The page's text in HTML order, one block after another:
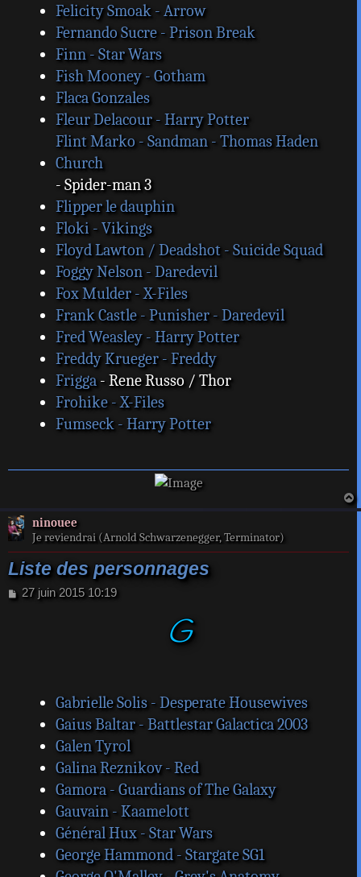
Felicity Smoak - Arrow
Fernando Sucre - Prison Break
Finn - Star Wars
Fish Mooney - Gotham
Flaca Gonzales
Fleur Delacour - Harry Potter
Flint Marko - Sandman - Thomas Haden
Church
- Spider-man 3
Flipper le dauphin
Floki - Vikings
Floyd Lawton / Deadshot - Suicide Squad
Foggy Nelson - Daredevil
Fox Mulder - X-Files
Frank Castle - Punisher - Daredevil
Fred Weasley - Harry Potter
Freddy Krueger - Freddy
Frigga- Rene Russo / Thor
Frohike - X-Files
Fumseck - Harry Potter
a
ninouee
Je reviendrai (Arnold Schwarzenegger, Terminator)
Liste des personnages
M
27 juin 2015 10:19
G
Gabrielle Solis - Desperate Housewives
Gaius Baltar - Battlestar Galactica 2003
Galen Tyrol
Galina Reznikov - Red
Gamora - Guardians of The Galaxy
Gauvain - Kaamelott
Général Hux - Star Wars
George Hammond - Stargate SG1